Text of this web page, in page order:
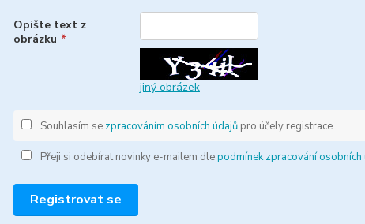
Opište text z
obrázku *
jiný obrázek
Souhlasím se zpracováním osobních údajůpro účely registrace.
Přeji si odebírat novinky e-mailem dlepodmínek zpracování osobních
Registrovat se